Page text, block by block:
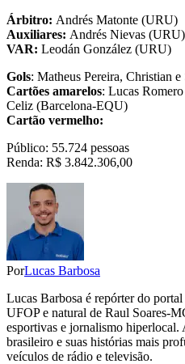
Árbitro: Andrés Matonte (URU)
Auxiliares: Andrés Nievas
VAR: Leodán González (URU)
Gols: Matheus Pereira, Christian
Cartões amarelos: Lucas
Celiz (Barcelona-EQU)
Cartão vermelho:
Público: 55.724 pessoas
Renda: R$ 3.842.306,00
PorLucas Barbosa
Lucas Barbosa é repórter do
UFOP e natural de Raul Soares-
esportivas e jornalismo
brasileiro e suas histórias mais
veículos de rádio e televisão.